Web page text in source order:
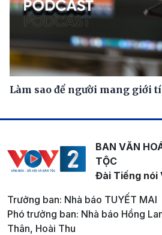
Làm sao để người mang giới
BAN VĂN
TỘC
Đài Tiếng nói
Trưởng ban: Nhà báo TUYẾT MAI
Phó trưởng ban: Nhà báo Hồng
Thân, Hoài Thu